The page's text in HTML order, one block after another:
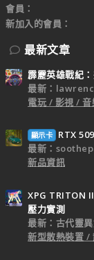
會員
新加入的會員
最新文章
霹靂英雄戰紀
最新：
電玩 / 影視 / 音
顯示卡
RTX
最新：
新品資訊
XPG TRITON
壓力實測
最新：古代靈
新型散熱裝置 /